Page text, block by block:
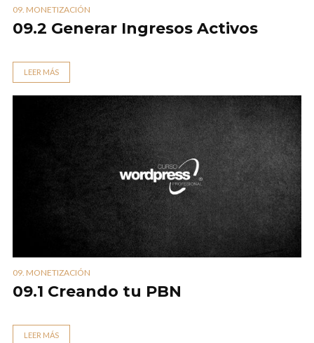
09. MONETIZACIÓN
09.2 Generar Ingresos Activos
LEER MÁS
09. MONETIZACIÓN
09.1 Creando tu PBN
LEER MÁS